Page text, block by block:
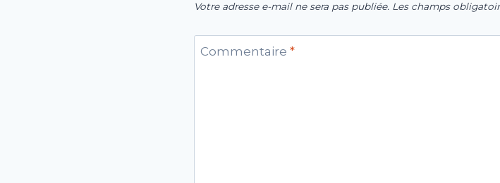
Votre adresse e-mail ne sera pas publiée. Les champs
Commentaire *